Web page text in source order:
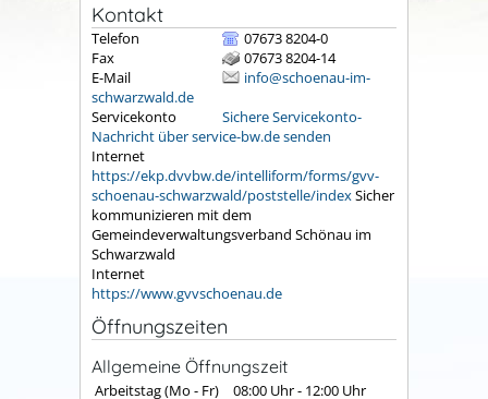
Kontakt
Telefon
07673 8204-0
Fax
07673 8204-14
E-Mail
info@schoenau-im-
schwarzwald.de
Servicekonto
Sichere Servicekonto-
Nachricht über service-bw.de senden
Internet
https://ekp.dvvbw.de/intelliform/forms/gvv-
schoenau-schwarzwald/poststelle/indexSicher
kommunizieren mit dem
Gemeindeverwaltungsverband Schönau im
Schwarzwald
Internet
https://www.gvvschoenau.de
Öffnungszeiten
Allgemeine Öffnungszeit
Arbeitstag (Mo - Fr) 08:00 Uhr- 12:00 Uhr